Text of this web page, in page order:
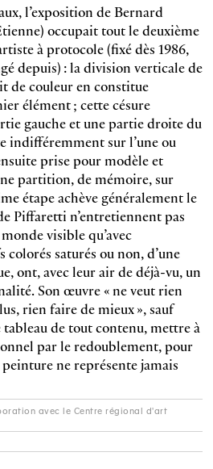
l’exposition de Bernard
occupait tout le deuxième
à protocole (fixé dès 1986,
depuis) : la division verticale de
de couleur en constitue
élément ; cette césure
gauche et une partie droite du
indifféremment sur l’une ou
prise pour modèle et
partition, de mémoire, sur
étape achève généralement le
Piffaretti n’entretiennent pas
visible qu’avec
saturés ou non, d’une
ont, avec leur air de déjà-vu, un
Son œuvre « ne veut rien
rien faire de mieux », sauf
de tout contenu, mettre à
par le redoublement, pour
ne représente jamais
avec le Centre régional d'art